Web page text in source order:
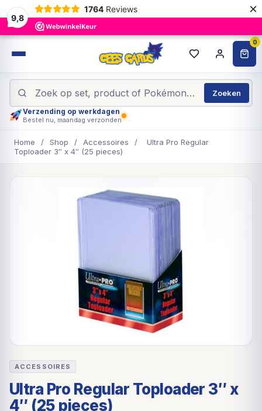
9,8
1764 Reviews ×
0
Zoeken
Verzending op werkdagen
Bestel nu, maandag verzonden
Home / Shop / Accessoires /
Ultra Pro Regular
Toploader 3″ x 4″ (25 pieces)
ACCESSOIRES
Ultra Pro Regular Toploader 3″ x
4″ (25 pieces)